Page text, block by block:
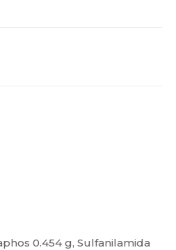
0.454 g, Sulfanilamida